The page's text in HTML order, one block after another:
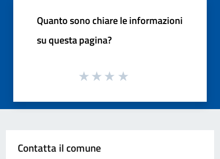
Quanto sono chiare le informazioni
su questa pagina?
Contatta il comune